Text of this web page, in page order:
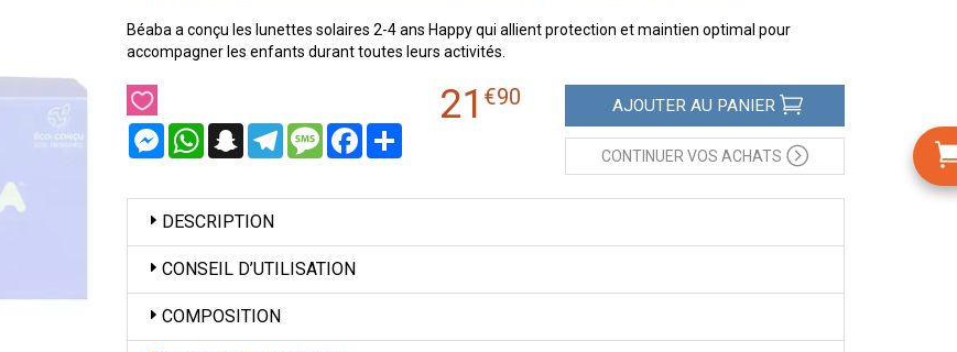
Béaba a conçu les lunettes solaires 2-4 ans Happy qui allient protection et maintien optimal pour
accompagner les enfants durant toutes leurs activités.
MessengerWhatsAppSnapchatTelegramMessageFacebookPartager
21 €90 AJOUTER AU PANIER
CONTINUER VOS ACHATS
DESCRIPTION
CONSEIL D’UTILISATION
COMPOSITION